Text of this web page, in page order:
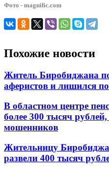
Фото - magnific.com
Похожие новости
Житель Биробиджана
аферистов и лишился
В областном центре
более 300 тысяч
мошенников
Жительницу
развели 400 тысяч